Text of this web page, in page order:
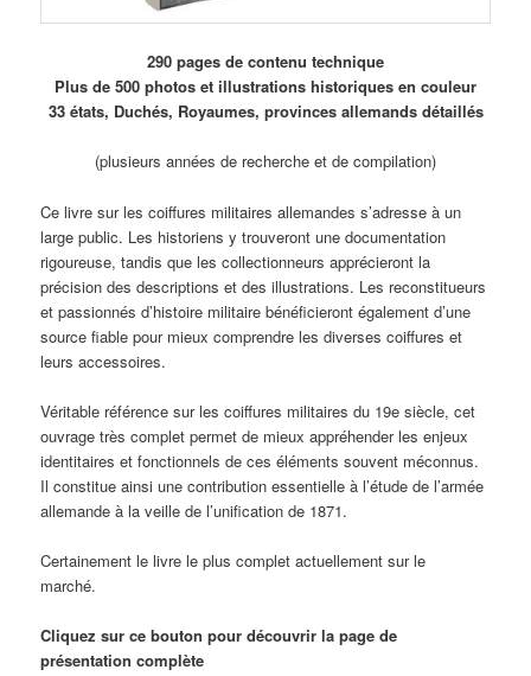
290 pages de contenu technique
Plus de 500 photos et illustrations historiques en couleur
33 états, Duchés, Royaumes, provinces allemands détaillés
(plusieurs années de recherche et de compilation)
Ce livre sur les coiffures militaires allemandes s’adresse à un
large public. Les historiens y trouveront une documentation
rigoureuse, tandis que les collectionneurs apprécieront la
précision des descriptions et des illustrations. Les reconstitueurs
et passionnés d’histoire militaire bénéficieront également d’une
source fiable pour mieux comprendre les diverses coiffures et
leurs accessoires.
Véritable référence sur les coiffures militaires du 19e siècle, cet
ouvrage très complet permet de mieux appréhender les enjeux
identitaires et fonctionnels de ces éléments souvent méconnus.
Il constitue ainsi une contribution essentielle à l’étude de l’armée
allemande à la veille de l’unification de 1871.
Certainement le livre le plus complet actuellement sur le
marché.
Cliquez sur ce bouton pour découvrir la page de
présentation complète